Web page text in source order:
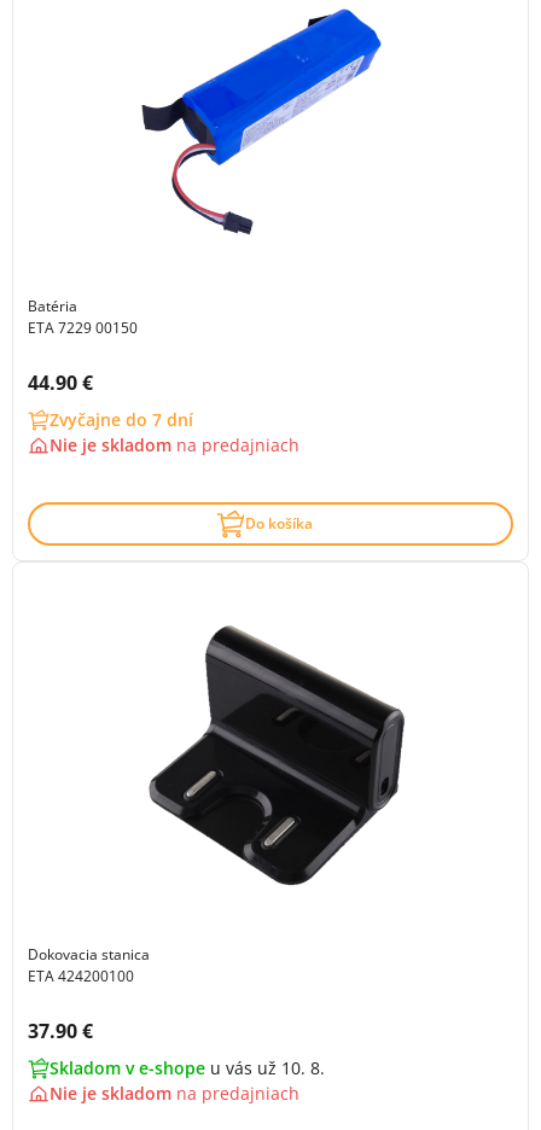
Batéria
ETA 7229 00150
Cena s DPH:
44.90 €
Zvyčajne do 7 dní
Nie je skladom na predajniach
Do košíka
Dokovacia stanica
ETA 424200100
Cena s DPH:
37.90 €
Skladom v e-shope u vás už 10. 8.
Nie je skladom na predajniach